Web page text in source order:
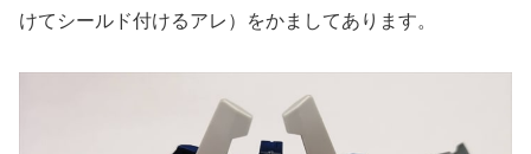
けてシールド付けるアレ）をかましてあります。